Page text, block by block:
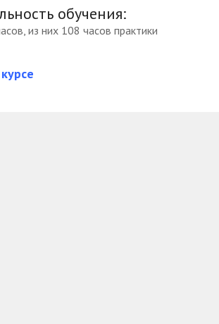
обучения:
из них 108 часов практики